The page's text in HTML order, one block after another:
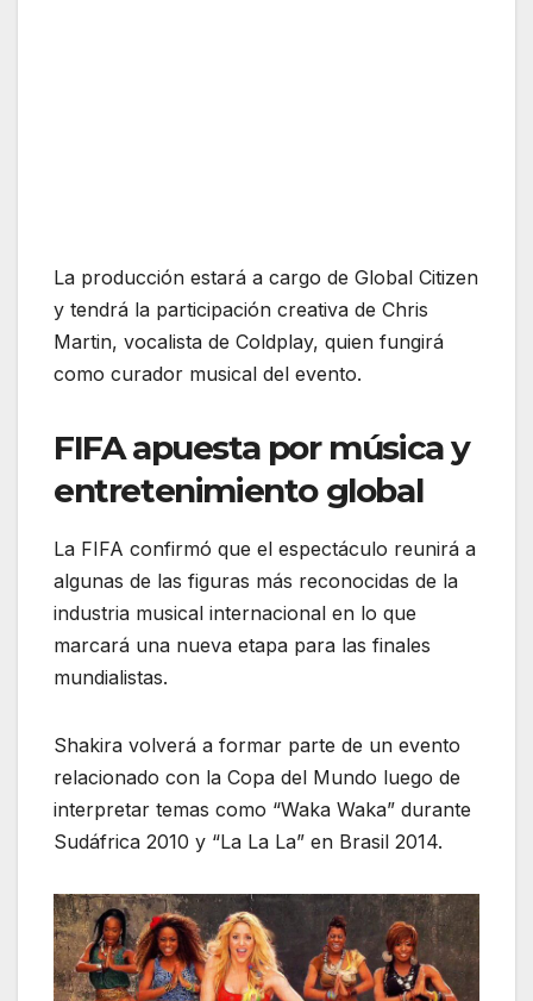
La producción estará a cargo de Global Citizen
y tendrá la participación creativa de Chris
Martin, vocalista de Coldplay, quien fungirá
como curador musical del evento.
FIFA apuesta por música y
entretenimiento global
La FIFA confirmó que el espectáculo reunirá a
algunas de las figuras más reconocidas de la
industria musical internacional en lo que
marcará una nueva etapa para las finales
mundialistas.
Shakira volverá a formar parte de un evento
relacionado con la Copa del Mundo luego de
interpretar temas como “Waka Waka” durante
Sudáfrica 2010 y “La La La” en Brasil 2014.